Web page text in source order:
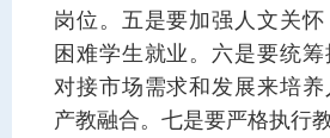
岗位。五是要加强人文关
困难学生就业。六是要统
对接市场需求和发展来培
产教融合。七是要严格执行